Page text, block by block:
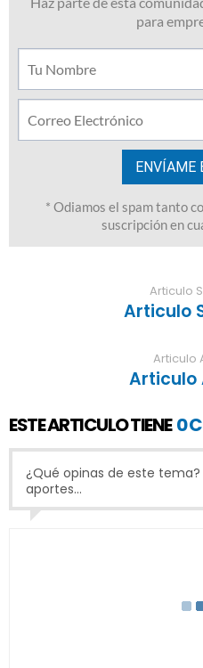
Articulo
Articulo
Articulo
Articulo
ESTE ARTICULO TIENE 0
¿Qué opinas de este
aportes...